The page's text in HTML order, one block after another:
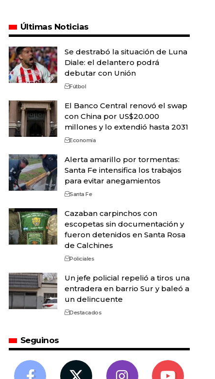
Últimas Noticias
Se destrabó la situación de Luna
Diale: el delantero podrá
debutar con Unión
Fútbol
El Banco Central renovó el swap
con China por US$20.000
millones y lo extendió hasta 2031
Economía
Alerta amarillo por tormentas:
Santa Fe intensifica los trabajos
para evitar anegamientos
Santa Fe
Cazaban carpinchos con
escopetas sin documentación y
fueron detenidos en Santa Rosa
de Calchines
Policiales
Un jefe policial repelió a tiros una
entradera en barrio Sur y baleó a
un delincuente
Destacados
Seguinos